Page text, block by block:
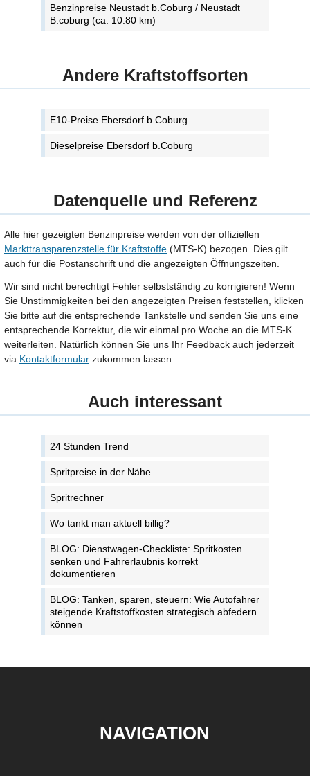
Benzinpreise Neustadt b.Coburg / Neustadt
B.coburg (ca. 10.80 km)
Andere Kraftstoffsorten
E10-Preise Ebersdorf b.Coburg
Dieselpreise Ebersdorf b.Coburg
Datenquelle und Referenz
Alle hier gezeigten Benzinpreise werden von der offiziellen
Markttransparenzstelle für Kraftstoffe (MTS-K) bezogen. Dies gilt
auch für die Postanschrift und die angezeigten Öffnungszeiten.
Wir sind nicht berechtigt Fehler selbstständig zu korrigieren! Wenn
Sie Unstimmigkeiten bei den angezeigten Preisen feststellen, klicken
Sie bitte auf die entsprechende Tankstelle und senden Sie uns eine
entsprechende Korrektur, die wir einmal pro Woche an die MTS-K
weiterleiten. Natürlich können Sie uns Ihr Feedback auch jederzeit
via Kontaktformular zukommen lassen.
Auch interessant
24 Stunden Trend
Spritpreise in der Nähe
Spritrechner
Wo tankt man aktuell billig?
BLOG: Dienstwagen-Checkliste: Spritkosten
senken und Fahrerlaubnis korrekt
dokumentieren
BLOG: Tanken, sparen, steuern: Wie Autofahrer
steigende Kraftstoffkosten strategisch abfedern
können
NAVIGATION